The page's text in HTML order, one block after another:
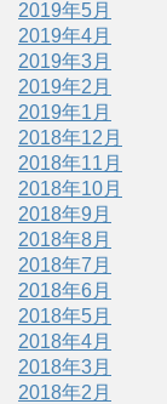
2019年5月
2019年4月
2019年3月
2019年2月
2019年1月
2018年12月
2018年11月
2018年10月
2018年9月
2018年8月
2018年7月
2018年6月
2018年5月
2018年4月
2018年3月
2018年2月